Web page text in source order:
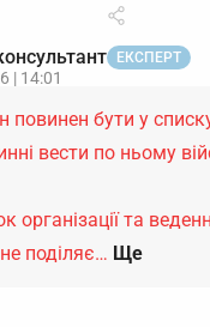
ЕКСПЕРТ
| 14:01
повинен бути у
вести по ньому
організації та
поділяє… Ще